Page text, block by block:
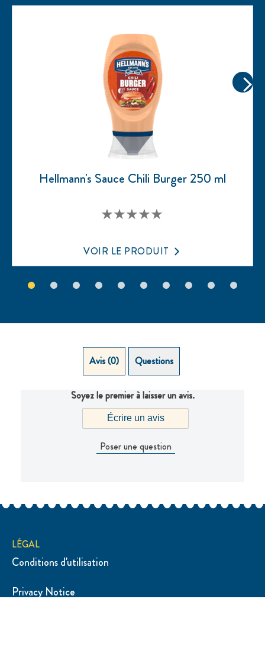
Hellmann's Sauce Chili Burger 250 ml
Aucune
ce
VOIR LE PRODUIT
Avis (0) Questions (0)
Soyez le premier à laisser un avis.
Écrire un avis
Poser une question
LÉGAL
Conditions d'utilisation
Privacy Notice